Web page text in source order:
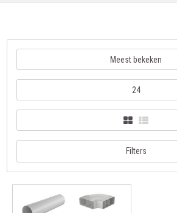
Meest bekeken
24
Filters